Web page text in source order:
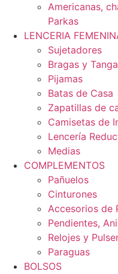
Americanas,
Parkas
LENCERIA
Sujetadores
Bragas y Tanga
Pijamas
Batas de Casa
Zapatillas de
Camisetas de
Lencería
Medias
COMPLEMENTOS
Pañuelos
Cinturones
Accesorios de
Pendientes,
Relojes y
Paraguas
BOLSOS